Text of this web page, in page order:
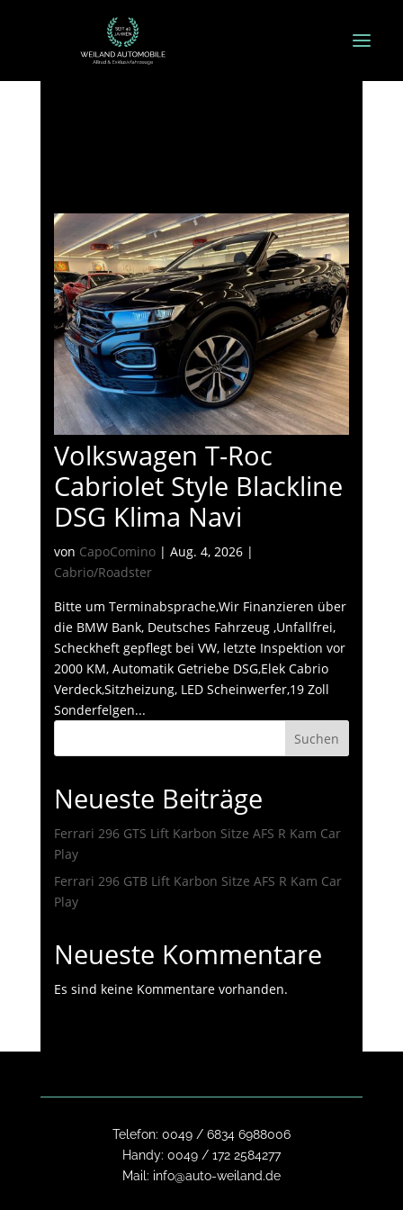
Volkswagen T-Roc
Cabriolet Style Blackline
DSG Klima Navi
von CapoComino| Aug. 4, 2026|
Cabrio/Roadster
Bitte um Terminabsprache,Wir Finanzieren über
die BMW Bank, Deutsches Fahrzeug ,Unfallfrei,
Scheckheft gepflegt bei VW, letzte Inspektion vor
2000 KM, Automatik Getriebe DSG,Elek Cabrio
Verdeck,Sitzheizung, LED Scheinwerfer,19 Zoll
Sonderfelgen...
Suchen
Neueste Beiträge
Ferrari 296 GTS Lift Karbon Sitze AFS R Kam Car
Play
Ferrari 296 GTB Lift Karbon Sitze AFS R Kam Car
Play
Neueste Kommentare
Es sind keine Kommentare vorhanden.
Telefon: 0049 / 6834 6988006
Handy: 0049 / 172 2584277
Mail: info@auto-weiland.de